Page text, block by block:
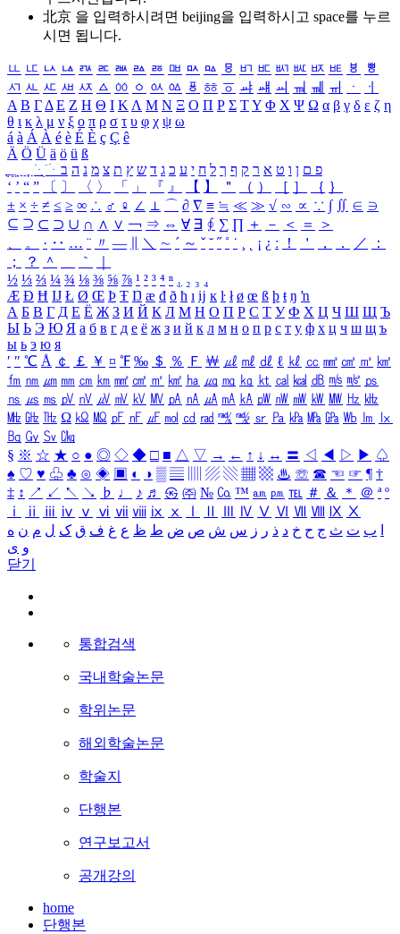
北京 을 입력하시려면 beijing을 입력하시고 space를 누르
시면 됩니다.
ㅥ ㅦ ㅧ ㅨ ㅩ ㅪ ㅫ ㅬ ㅭ ㅮ ㅯ ㅰ ㅱ ㅲ ㅳ ㅴ ㅵ ㅶ ㅷ ㅸ
ㅹ
ㅺ ㅻ ㅼ ㅽ ㅾ ㅿ ㆀ ㆁ ㆂ ㆃ ㆄ ㆅ ㆆ ㆇ ㆈ ㆉ ㆊ ㆋ ㆌ ㆍ
ㆎ
Α Β ΓΔ Ε Ζ Η Θ Ι ΚΛ Μ Ν Ξ Ο Π Ρ Σ ΤΥ Φ Χ Ψ Ω α β γ δ ε ζ η
θ ι κ λ μ ν ξ ο π ρ σ τ υ φ χ ψ ω
á à Á À é è É È ç Ç ê
Ä Ö Ü ä ö ü ß
ִֶֹ ֻּ ׁׂ פ ם ן ו ט א ר ק ף ך ל ח י ע כ ג ד ש ץ ת צ מ נ ה ב
‘ ’ “ ” 〔 〕 〈 〉 「 」 『 』 【 】 ＂ （ ） ［ ］ ｛ ｝
± × ÷ ≠ ≤ ≥ ∞ ∴ ♂ ♀ ∠ ⊥ ⌒ ∂ ∇ ≡ ≒ ≪ ≫ √ ∽ ∝ ∵ ∫ ∬ ∈ ∋
⊆ ⊇ ⊂ ⊃ ∪ ∩ ∧ ∨ ￢ ⇒ ⇔ ∀ ∃ ∮ ∑ ∏ ＋ － ＜ ＝
＞
、
。 · ‥ … ¨ 〃 ― ＼ ∼ ´ ～ ˇ ˘ ˝ ˚ ˙ ¸ ¡ ¿ ː ！ ＇ ， ． ／
：
；
？ ＾ ｀
½ ⅓ ⅔ ¼ ¾ ⅛ ⅜ ⅝ ⅞ ¹ ² ³ ⁴ ⁿ ₁ ₂ ₃ ₄
Æ Ð Ħ Ĳ Ł Ø Œ Þ Ŧ Ŋ æ đ ð ħ ı ĳ ĸ ŀ ł ø œ ß þ ŧ ŋ ŉ
А Б В Г Д Е Ё Ж З И Й К Л М Н О П Р С Т У Ф Х Ц Ч Ш Щ Ъ
Ы Ь Э Ю Я а б в г д е ё ж з и й к л м н о п р с т у ф х ц ч ш щ ъ
ы ь э ю я
′ ″ ℃ Å ￠ ￡ ￥ ¤ ℉ ‰ ＄ ％ Ｆ ￦ ㎕ ㎖ ㎗ ℓ ㎘ ㏄ ㎣ ㎤ ㎥ ㎦
㎙ ㎚ ㎛ ㎜ ㎝ ㎞ ㎟ ㎠ ㎡ ㎢ ㏊ ㎍ ㎎ ㎏ ㏏ ㎈ ㎉ ㏈ ㎧ ㎨ ㎰
㎱ ㎲ ㎳ ㎴ ㎵ ㎶ ㎷ ㎸ ㎹ ㎀ ㎁ ㎂ ㎃ ㎄ ㎺ ㎻ ㎽ ㎾ ㎿ ㎐ ㎑
㎒ ㎓ ㎔ Ω ㏀ ㏁ ㎊ ㎋ ㎌ ㏖ ㏅ ㎭ ㎮ ㎯ ㏛ ㎩ ㎪ ㎫ ㎬ ㏝ ㏐
㏓
㏃ ㏉ ㏜ ㏆
§ ※ ☆ ★ ○ ● ◎ ◇ ◆ □ ■ △ ▽ → ← ↑ ↓ ↔ 〓 ◁ ◀ ▷ ▶ ♤
♠ ♡ ♥ ♧ ♣ ⊙ ◈ ▣ ◐ ◑ ▒ ▤ ▨ ▧ ▦ ▩ ♨ ☏ ☎ ☜ ☞ ¶ †
‡ ↕ ↗ ↙ ↖ ↘ ♭ ♩ ♪ ♬ ㉿ ㈜ № ㏇ ™ ㏂ ㏘ ℡ ＃ ＆ ＊ ＠ ª º
ⅰ
ⅱ ⅲ ⅳ ⅴ ⅵ ⅶ ⅷ ⅸ ⅹ Ⅳ Ⅴ Ⅵ Ⅶ Ⅷ Ⅸ Ⅹ
ب ت ث ج ح خ د ذ ر ز س ش ص ض ط ظ ع غ ف ق ک ل م ن ه
و ی
닫기
통합검색
국내학술논문
학위논문
해외학술논문
학술지
단행본
연구보고서
공개강의
home
단행본